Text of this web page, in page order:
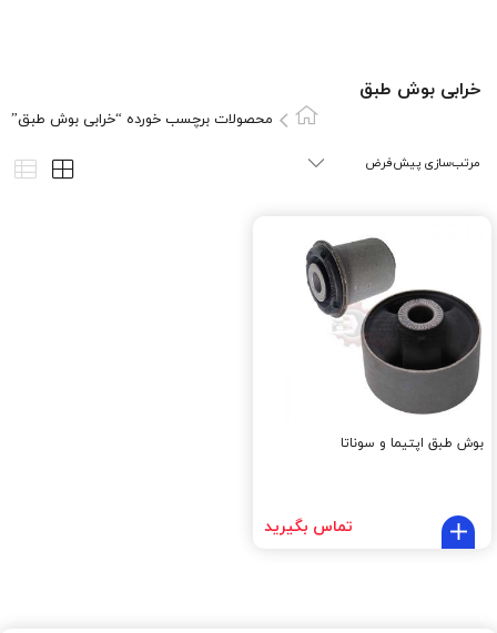
خرابی بوش طبق
محصولات برچسب خورده “خرابی بوش طبق”
بوش طبق اپتیما و سوناتا
تماس بگیرید